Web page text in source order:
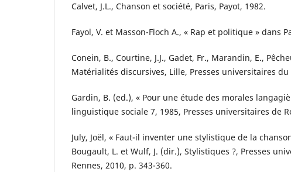
Calvet, J.L., Chanson et société, Paris, Payot, 1982.
Fayol, V. et Masson-Floch A., « Rap et politique » dans
Conein, B., Courtine, J.J., Gadet, Fr., Marandin, E.,
Matérialités discursives, Lille, Presses universitaires
Gardin, B. (ed.), « Pour une étude des morales
linguistique sociale 7, 1985, Presses universitaires de
July, Joël, « Faut-il inventer une stylistique de la
Bougault, L. et Wulf, J. (dir.), Stylistiques ?, Presses
Rennes, 2010, p. 343-360.